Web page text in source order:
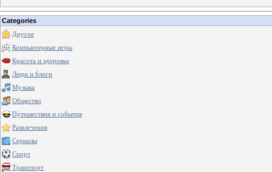
Categories
Другое
Компьютерные игры
Красота и здоровье
Люди и блоги
Музыка
Общество
Путешествия и события
Развлечения
Сериалы
Спорт
Транспорт